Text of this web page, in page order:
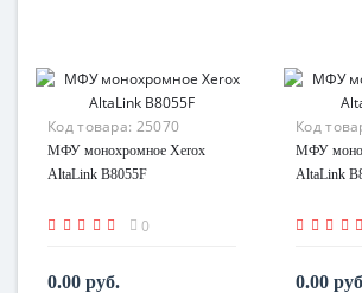
Код товара: 25070
МФУ монохромное Xerox
AltaLink B8055F
0
0.00 руб.
Код
МФУ
AltaLink
0.00